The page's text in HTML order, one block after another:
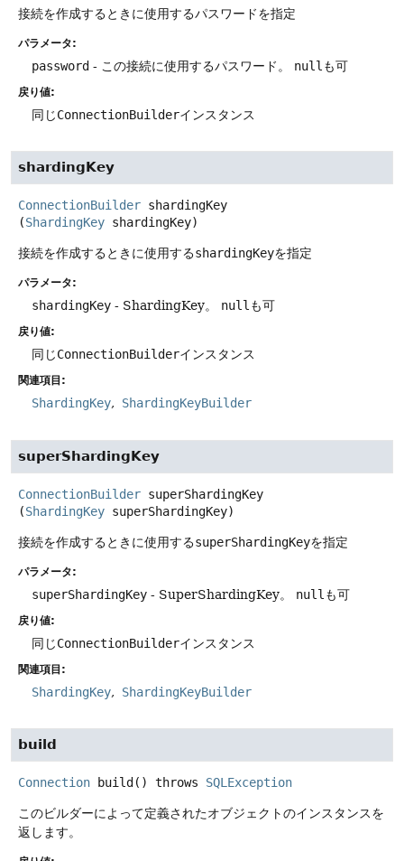
接続を作成するときに使用するパスワードを指定
パラメータ:
password - この接続に使用するパスワード。 null も可
戻り値:
同じConnectionBuilderインスタンス
shardingKey
ConnectionBuilder shardingKey
(ShardingKey shardingKey)
接続を作成するときに使用するshardingKeyを指定
パラメータ:
shardingKey - ShardingKey。 nullも可
戻り値:
同じConnectionBuilderインスタンス
関連項目:
ShardingKey ShardingKeyBuilder
superShardingKey
ConnectionBuilder superShardingKey
(ShardingKey superShardingKey)
接続を作成するときに使用するsuperShardingKeyを指定
パラメータ:
superShardingKey - SuperShardingKey。 null も可
戻り値:
同じConnectionBuilderインスタンス
関連項目:
ShardingKey ShardingKeyBuilder
build
Connection build () throws SQLException
このビルダーによって定義されたオブジェクトのインスタンスを
返します。